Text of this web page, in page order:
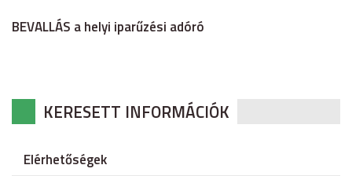
BEVALLÁS a helyi iparűzési adóró
KERESETT INFORMÁCIÓK
Elérhetőségek